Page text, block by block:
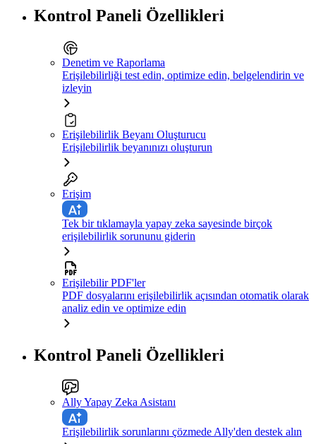
Kontrol Paneli Özellikleri
Denetim ve Raporlama
Erişilebilirliği test edin, optimize edin, belgelendirin ve
izleyin
Erişilebilirlik Beyanı Oluşturucu
Erişilebilirlik beyanınızı oluşturun
Erişim
Tek bir tıklamayla yapay zeka sayesinde birçok
erişilebilirlik sorununu giderin
Erişilebilir PDF'ler
PDF dosyalarını erişilebilirlik açısından otomatik olarak
analiz edin ve optimize edin
Kontrol Paneli Özellikleri
Ally Yapay Zeka Asistanı
Erişilebilirlik sorunlarını çözmede Ally'den destek alın